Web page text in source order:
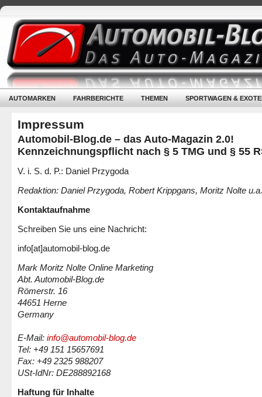
AUTOMARKEN FAHRBERICHTE THEMEN SPORTWAGEN &
Impressum
Automobil-Blog.de – das Auto-Magazin 2.0!
Kennzeichnungspflicht nach § 5 TMG und § 55
V. i. S. d. P.: Daniel Przygoda
Redaktion: Daniel Przygoda, Robert Krippgans, Moritz Nolte u.a.
Kontaktaufnahme
Schreiben Sie uns eine Nachricht:
info[at]automobil-blog.de
Mark Moritz Nolte Online Marketing
Abt. Automobil-Blog.de
Römerstr. 16
44651 Herne
Germany
E-Mail: info@automobil-blog.de
Tel: +49 151 15657691
Fax: +49 2325 988207
USt-IdNr: DE288892168
Haftung für Inhalte